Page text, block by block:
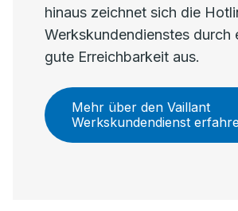
hinaus zeichnet sich die
Werkskundendienstes durch
gute Erreichbarkeit aus.
Mehr über den Vaillant
Werkskundendienst